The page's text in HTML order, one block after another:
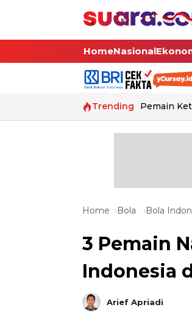
HomeNasional
Trending Pemain
Home Bola Bola
3 Pemain
Indonesia
Arief Apriadi